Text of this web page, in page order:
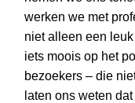
werken we met
niet alleen een
iets moois op het
bezoekers – die
laten ons weten